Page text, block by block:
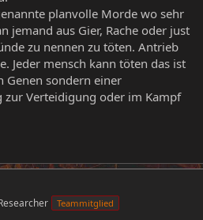
planvolle Morde wo sehr
jemand aus Gier, Rache oder just
zu nennen zu töten. Antrieb
Jeder mensch kann töten das ist
Genen sondern einer
Verteidigung oder im Kampf
Teammitglied